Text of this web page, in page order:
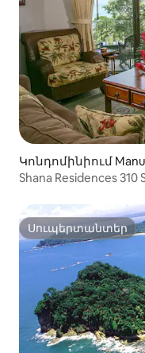
Կոնդոմինիում
Shana Residences
Սուպերտանտեր
Սուպերտանտեր